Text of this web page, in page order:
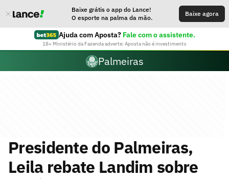
Baixe grátis o app do Lance!
O esporte na palma da mão.
Baixe agora
Ajuda com Aposta? Fale com o assistente.
18+ Ministério da Fazenda adverte: Aposta não é investimento
Palmeiras
Presidente do Palmeiras,
Leila rebate Landim sobre